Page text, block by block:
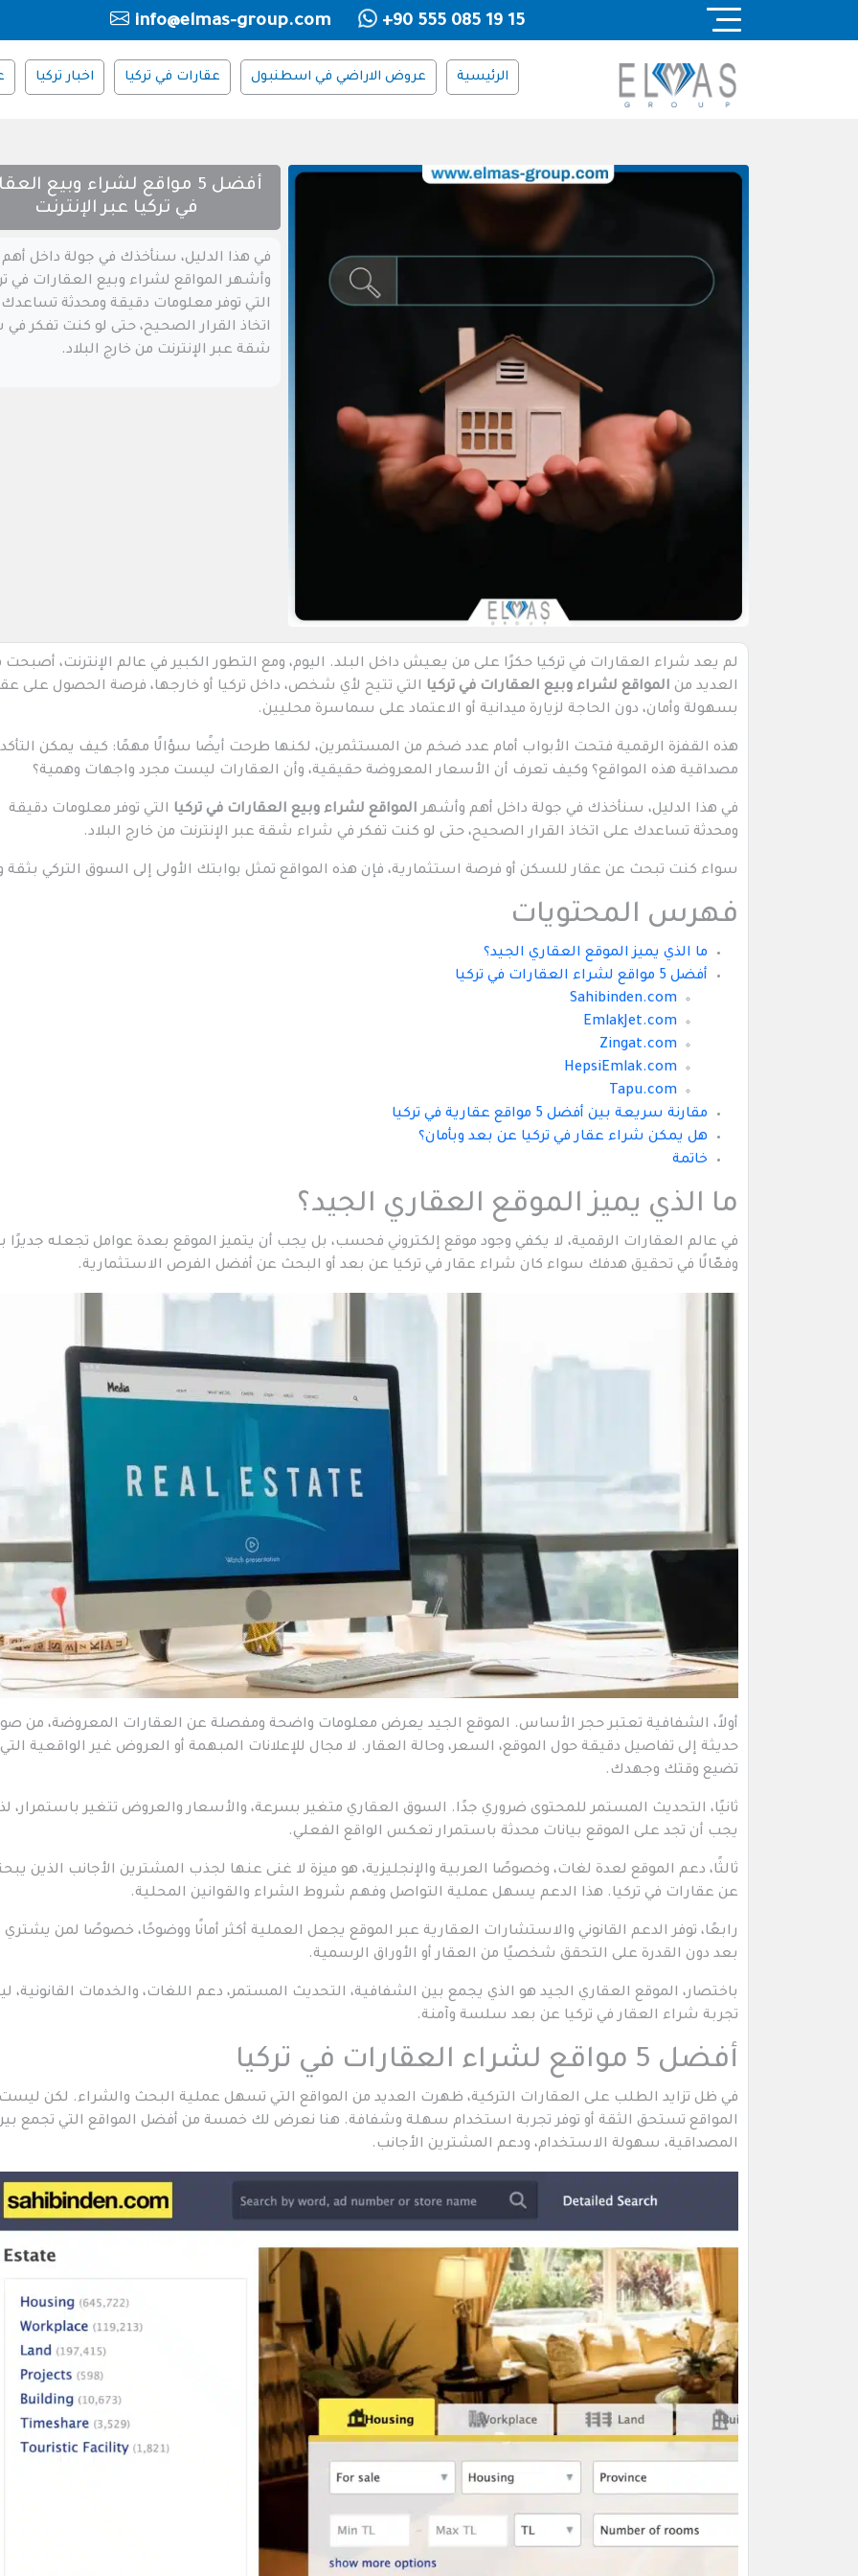
+90 555 085 19 15
info@elmas-group.com
الرئيسية عروض الاراضي في اسطنبول عقارات في تركيا اخبار تركيا
أفضل 5 مواقع لشراء وبيع
في تركيا عبر الإنترنت
في هذا الدليل، سنأخذك في جولة داخل أهم
وأشهر المواقع لشراء وبيع العقارات في
التي توفر معلومات دقيقة ومحدثة
اتخاذ القرار الصحيح، حتى لو كنت تفكر
شقة عبر الإنترنت من خارج البلاد.
لم يعد شراء العقارات في تركيا حكرًا على من يعيش داخل البلد. اليوم، ومع التطور الكبير في عالم الإنترنت،
العديد من المواقع لشراء وبيع العقارات في تركيا التي تتيح لأي شخص، داخل تركيا أو خارجها، فرصة الحصول على
بسهولة وأمان، دون الحاجة لزيارة ميدانية أو الاعتماد على سماسرة محليين.
هذه القفزة الرقمية فتحت الأبواب أمام عدد ضخم من المستثمرين، لكنها طرحت أيضًا سؤالًا مهمًا: كيف يمكن
مصداقية هذه المواقع؟ وكيف تعرف أن الأسعار المعروضة حقيقية، وأن العقارات ليست مجرد واجهات وهمية؟
في هذا الدليل، سنأخذك في جولة داخل أهم وأشهر المواقع لشراء وبيع العقارات في تركيا التي توفر معلومات دقيقة
ومحدثة تساعدك على اتخاذ القرار الصحيح، حتى لو كنت تفكر في شراء شقة عبر الإنترنت من خارج البلاد.
سواء كنت تبحث عن عقار للسكن أو فرصة استثمارية، فإن هذه المواقع تمثل بوابتك الأولى إلى السوق التركي بثقة
فهرس المحتويات
ما الذي يميز الموقع العقاري الجيد؟
أفضل 5 مواقع لشراء العقارات في تركيا
Sahibinden.com
EmlakJet.com
Zingat.com
HepsiEmlak.com
Tapu.com
مقارنة سريعة بين أفضل 5 مواقع عقارية في تركيا
هل يمكن شراء عقار في تركيا عن بعد وبأمان؟
خاتمة
ما الذي يميز الموقع العقاري الجيد؟
في عالم العقارات الرقمية، لا يكفي وجود موقع إلكتروني فحسب، بل يجب أن يتميز الموقع بعدة عوامل تجعله جديرًا
وفعّالًا في تحقيق هدفك سواء كان شراء عقار في تركيا عن بعد أو البحث عن أفضل الفرص الاستثمارية.
أولاً، الشفافية تعتبر حجر الأساس. الموقع الجيد يعرض معلومات واضحة ومفصلة عن العقارات المعروضة، من
حديثة إلى تفاصيل دقيقة حول الموقع، السعر، وحالة العقار. لا مجال للإعلانات المبهمة أو العروض غير الواقعية
تضيع وقتك وجهدك.
ثانيًا، التحديث المستمر للمحتوى ضروري جدًا. السوق العقاري متغير بسرعة، والأسعار والعروض تتغير باستمرار،
يجب أن تجد على الموقع بيانات محدثة باستمرار تعكس الواقع الفعلي.
ثالثًا، دعم الموقع لعدة لغات، وخصوصًا العربية والإنجليزية، هو ميزة لا غنى عنها لجذب المشترين الأجانب الذين
عن عقارات في تركيا. هذا الدعم يسهل عملية التواصل وفهم شروط الشراء والقوانين المحلية.
رابعًا، توفر الدعم القانوني والاستشارات العقارية عبر الموقع يجعل العملية أكثر أمانًا ووضوحًا، خصوصًا لمن
بعد دون القدرة على التحقق شخصيًا من العقار أو الأوراق الرسمية.
باختصار، الموقع العقاري الجيد هو الذي يجمع بين الشفافية، التحديث المستمر، دعم اللغات، والخدمات القانونية،
تجربة شراء العقار في تركيا عن بعد سلسة وآمنة.
أفضل 5 مواقع لشراء العقارات في تركيا
في ظل تزايد الطلب على العقارات التركية، ظهرت العديد من المواقع التي تسهل عملية البحث والشراء. لكن
المواقع تستحق الثقة أو توفر تجربة استخدام سهلة وشفافة. هنا نعرض لك خمسة من أفضل المواقع التي تجمع
المصداقية، سهولة الاستخدام، ودعم المشترين الأجانب.